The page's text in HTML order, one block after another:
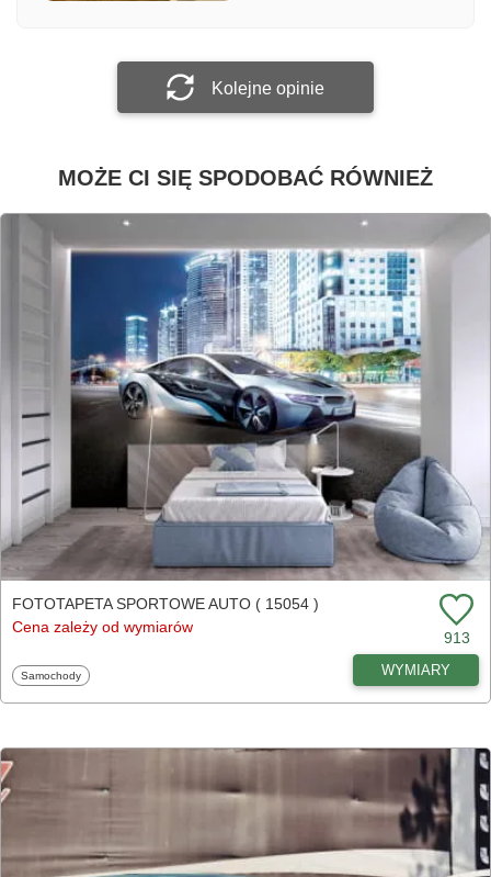
Kolejne opinie
MOŻE CI SIĘ SPODOBAĆ RÓWNIEŻ
FOTOTAPETA SPORTOWE AUTO ( 15054 )
Cena zależy od wymiarów
913
Fototapety
Samochody WYMIARY